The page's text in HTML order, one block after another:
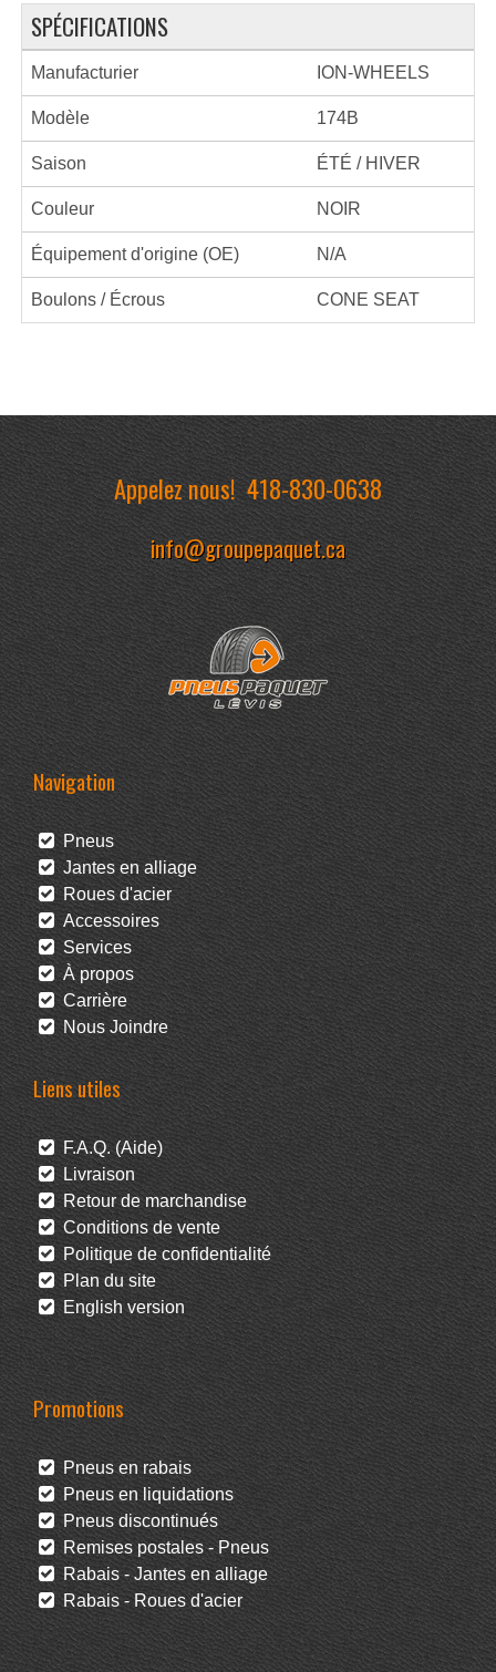
SPÉCIFICATIONS
Manufacturier ION-WHEELS
Modèle 174B
Saison ÉTÉ / HIVER
Couleur NOIR
Équipement d'origine (OE) N/A
Boulons / Écrous CONE SEAT
Appelez nous!418-830-0638
info@groupepaquet.ca
Navigation
Pneus
Jantes en alliage
Roues d'acier
Accessoires
Services
À propos
Carrière
Nous Joindre
Liens utiles
F.A.Q. (Aide)
Livraison
Retour de marchandise
Conditions de vente
Politique de confidentialité
Plan du site
English version
Promotions
Pneus en rabais
Pneus en liquidations
Pneus discontinués
Remises postales - Pneus
Rabais - Jantes en alliage
Rabais - Roues d'acier